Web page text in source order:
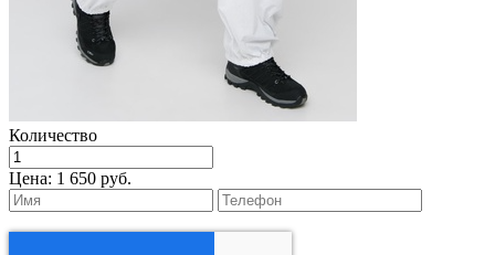
Количество
Цена: 1 650 руб.